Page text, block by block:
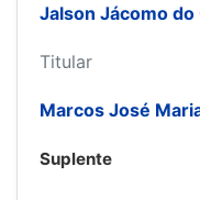
Jalson Jácomo do
Titular
Marcos José
Suplente